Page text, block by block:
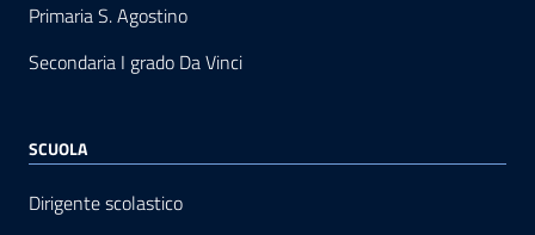
Primaria S. Agostino
Secondaria I grado Da Vinci
SCUOLA
Dirigente scolastico